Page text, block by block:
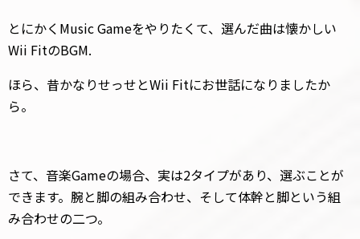
とにかくMusic Gameをやりたくて、選んだ曲は懐かしい
Wii FitのBGM.
ほら、昔かなりせっせとWii Fitにお世話になりましたか
ら。
さて、音楽Gameの場合、実は2タイプがあり、選ぶことが
できます。腕と脚の組み合わせ、そして体幹と脚という組
み合わせの二つ。